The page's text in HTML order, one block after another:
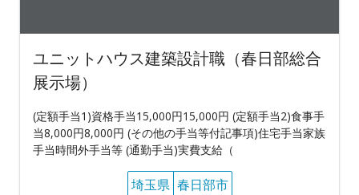
ユニットハウス建築設計職（春日部総合
展示場）
(定額手当1)資格手当15,000円15,000円 (定額手当2)食事手
当8,000円8,000円 (その他の手当等付記事項)住宅手当家族
手当時間外手当等 (通勤手当)実費支給（
埼玉県 春日部市